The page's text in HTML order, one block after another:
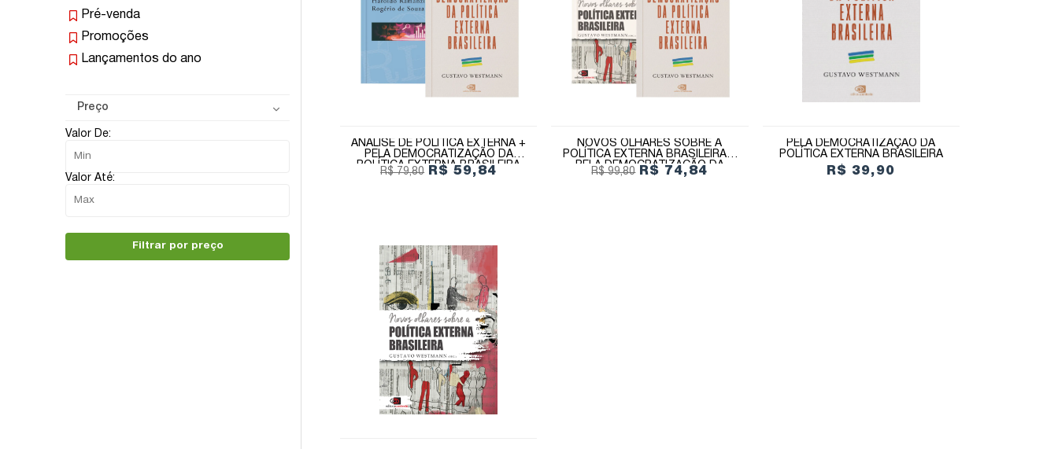
Pré-venda
Promoções
Lançamentos do ano
Preço
Valor De:
Valor Até:
Filtrar por preço
ANÁLISE DE POLÍTICA EXTERNA +
PELA DEMOCRATIZAÇÃO DA
POLÍTICA EXTERNA BRASILEIRA
R$ 79,80 R$ 59,84
NOVOS OLHARES SOBRE A
POLÍTICA EXTERNA BRASILEIRA +
PELA DEMOCRATIZAÇÃO DA
POLÍTICA EXTERNA BRASILEIRA
R$ 99,80 R$ 74,84
PELA DEMOCRATIZAÇÃO DA
POLÍTICA EXTERNA BRASILEIRA
R$ 39,90